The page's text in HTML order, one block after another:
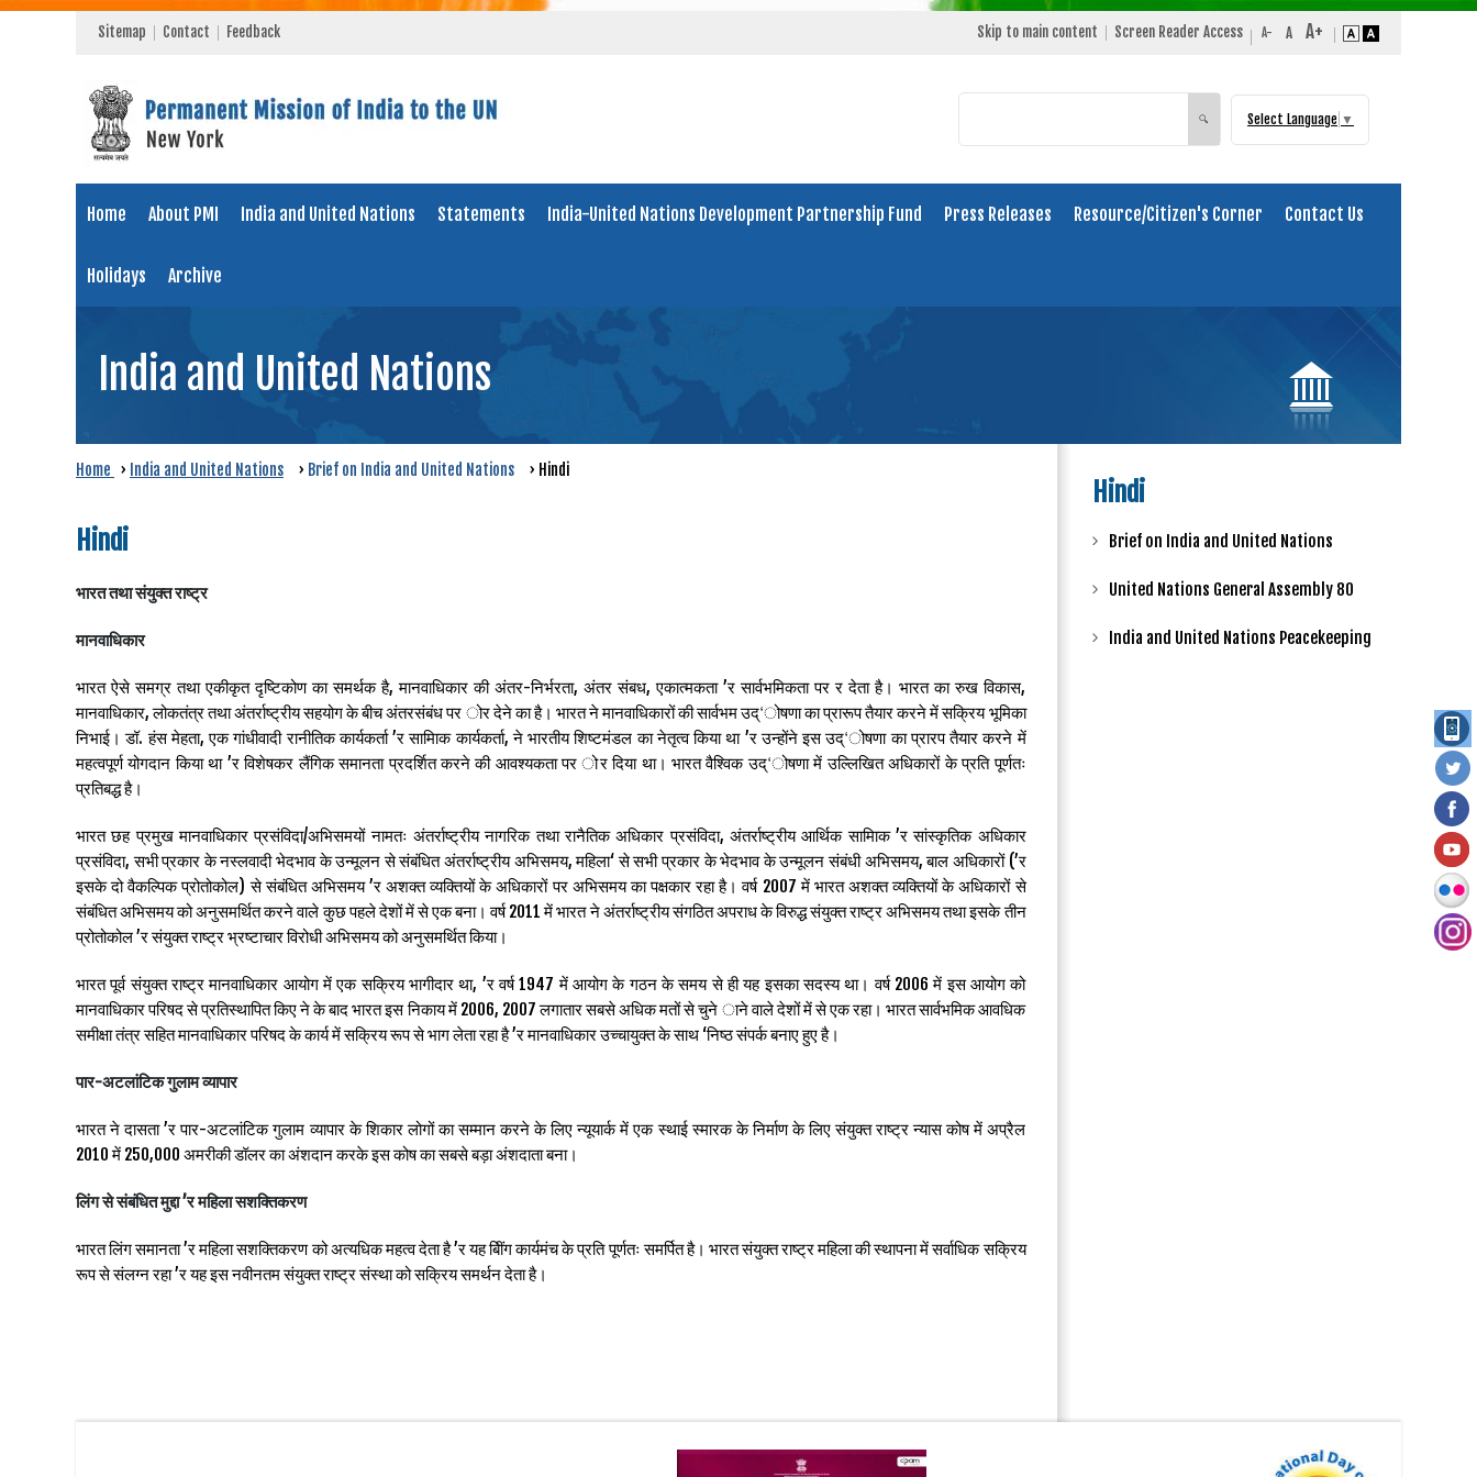
Sitemap Contact Feedback Skip to main content Screen Reader Access
Search
🔍 Select Language ▼
Home About PMI India and United Nations Statements India-United Nations Development Partnership Fund Press Releases Resource/Citizen's Corner Contact Us
Holidays Archive
India and United Nations
Home › India and United Nations › Brief on India and United Nations › Hindi
Hindi
भारत तथा संयुक्त राष्ट्र
मानवाधिकार
भारत ऐसे समग्र तथा एकीकृत दृष्टिकोण का समर्थक है, मानवाधिकार की अंतर-निर्भरता, अंतर संबध, एकात्मकता ’र सार्वभमिकता पर र देता है। भारत का रुख विकास,
मानवाधिकार, लोकतंत्र तथा अंतर्राष्ट्रीय सहयोग के बीच अंतरसंबंध पर ोर देने का है। भारत ने मानवाधिकारों की सार्वभम उद्‘ोषणा का प्रारूप तैयार करने में सक्रिय भूमिका
निभाई। डॉ. हंस मेहता, एक गांधीवादी रानीतिक कार्यकर्ता ’र सामािक कार्यकर्ता, ने भारतीय शिष्टमंडल का नेतृत्व किया था ’र उन्होंने इस उद्‘ोषणा का प्रारप तैयार करने में
महत्वपूर्ण योगदान किया था ’र विशेषकर लैंगिक समानता प्रदर्शित करने की आवश्यकता पर ोर दिया था। भारत वैश्विक उद्‘ोषणा में उल्लिखित अधिकारों के प्रति पूर्णतः
प्रतिबद्ध है।
भारत छह प्रमुख मानवाधिकार प्रसंविदा/अभिसमयों नामतः अंतर्राष्ट्रीय नागरिक तथा रानैतिक अधिकार प्रसंविदा, अंतर्राष्ट्रीय आर्थिक सामािक ’र सांस्कृतिक अधिकार
प्रसंविदा, सभी प्रकार के नस्लवादी भेदभाव के उन्मूलन से संबंधित अंतर्राष्ट्रीय अभिसमय, महिला‘ से सभी प्रकार के भेदभाव के उन्मूलन संबंधी अभिसमय, बाल अधिकारों (’र
इसके दो वैकल्पिक प्रोतोकोल) से संबंधित अभिसमय ’र अशक्त व्यक्तियों के अधिकारों पर अभिसमय का पक्षकार रहा है। वर्ष 2007 में भारत अशक्त व्यक्तियों के अधिकारों से
संबंधित अभिसमय को अनुसमर्थित करने वाले कुछ पहले देशों में से एक बना। वर्ष 2011 में भारत ने अंतर्राष्ट्रीय संगठित अपराध के विरुद्ध संयुक्त राष्ट्र अभिसमय तथा इसके तीन
प्रोतोकोल ’र संयुक्त राष्ट्र भ्रष्टाचार विरोधी अभिसमय को अनुसमर्थित किया।
भारत पूर्व संयुक्त राष्ट्र मानवाधिकार आयोग में एक सक्रिय भागीदार था, ’र वर्ष 1947 में आयोग के गठन के समय से ही यह इसका सदस्य था। वर्ष 2006 में इस आयोग को
मानवाधिकार परिषद से प्रतिस्थापित किए ने के बाद भारत इस निकाय में 2006, 2007 लगातार सबसे अधिक मतों से चुने ाने वाले देशों में से एक रहा। भारत सार्वभमिक आवधिक
समीक्षा तंत्र सहित मानवाधिकार परिषद के कार्य में सक्रिय रूप से भाग लेता रहा है ’र मानवाधिकार उच्चायुक्त के साथ ‘निष्ठ संपर्क बनाए हुए है।
पार-अटलांटिक गुलाम व्यापार
भारत ने दासता ’र पार-अटलांटिक गुलाम व्यापार के शिकार लोगों का सम्मान करने के लिए न्यूयार्क में एक स्थाई स्मारक के निर्माण के लिए संयुक्त राष्ट्र न्यास कोष में अप्रैल
2010 में 250,000 अमरीकी डॉलर का अंशदान करके इस कोष का सबसे बड़ा अंशदाता बना।
लिंग से संबंधित मुद्दा ’र महिला सशक्तिकरण
भारत लिंग समानता ’र महिला सशक्तिकरण को अत्यधिक महत्व देता है ’र यह बीिंग कार्यमंच के प्रति पूर्णतः समर्पित है। भारत संयुक्त राष्ट्र महिला की स्थापना में सर्वाधिक सक्रिय
रूप से संलग्न रहा ’र यह इस नवीनतम संयुक्त राष्ट्र संस्था को सक्रिय समर्थन देता है।
Hindi
Brief on India and United Nations
United Nations General Assembly 80
India and United Nations Peacekeeping